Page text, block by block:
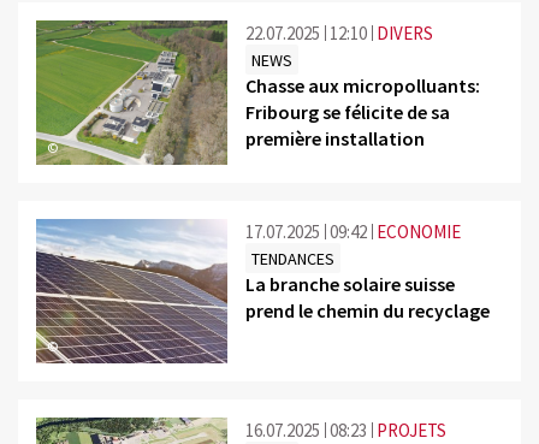
©
22.07.2025 12:10 DIVERS
NEWS
Chasse aux micropolluants:
Fribourg se félicite de sa
première installation
©
17.07.2025 09:42 ECONOMIE
TENDANCES
La branche solaire suisse
prend le chemin du recyclage
16.07.2025 08:23 PROJETS